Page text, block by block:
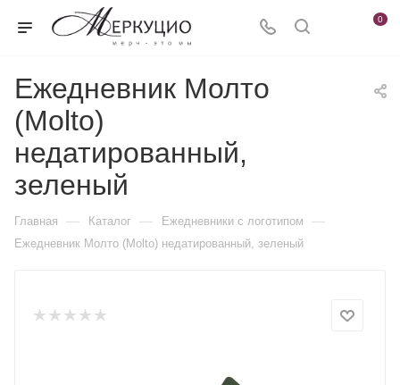
0
Ежедневник Молто
(Molto)
недатированный,
зеленый
Главная — Каталог — Ежедневники c логотипом —
Ежедневник Молто (Molto) недатированный, зеленый